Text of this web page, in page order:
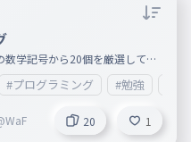
、申し訳ございませんでした。
は読まないでください。
学記号から20個を厳選して選
#プログラミング #勉強
20 1